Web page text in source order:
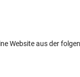
Website aus der